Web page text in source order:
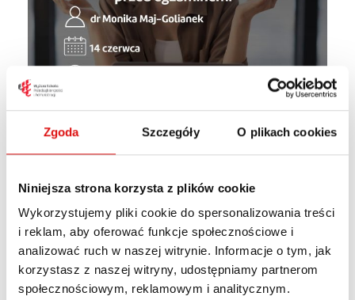
Zgoda Szczegóły O plikach cookies
Niniejsza strona korzysta z plików cookie
Wykorzystujemy pliki cookie do spersonalizowania treści
i reklam, aby oferować funkcje społecznościowe i
analizować ruch w naszej witrynie. Informacje o tym, jak
korzystasz z naszej witryny, udostępniamy partnerom
społecznościowym, reklamowym i analitycznym.
Zapraszamy studentów WSPA na spotkanie
„Jak radzić sobie ze stresem przed
egzaminem?”, które poprowadzidr Monika
Maj-Golianek , Dziekan kierunku Pedagogika
przedszkolna i wczesnoszkolna.